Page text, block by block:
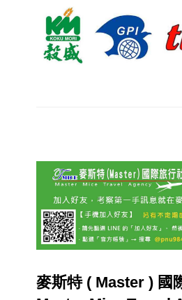
麥斯特 ( Master ) 國